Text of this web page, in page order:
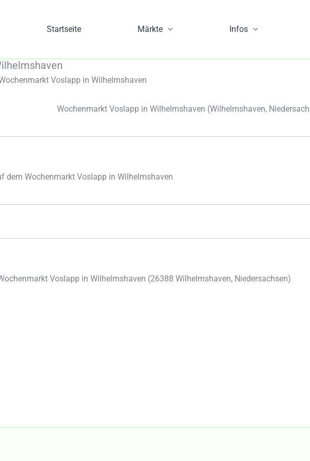
Startseite Märkte Infos
Voslapp in Wilhelmshaven
Wochenmarkt Voslapp in Wilhelmshaven (Wilhelmshaven,
dem Wochenmarkt Voslapp in Wilhelmshaven
Voslapp in Wilhelmshaven (26388 Wilhelmshaven, Niedersachsen)